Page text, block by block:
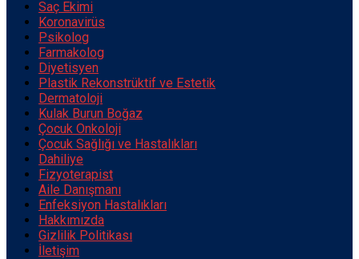
Saç Ekimi
Koronavirüs
Psikolog
Farmakolog
Diyetisyen
Plastik Rekonstrüktif ve Estetik
Dermatoloji
Kulak Burun Boğaz
Çocuk Onkoloji
Çocuk Sağlığı ve Hastalıkları
Dahiliye
Fizyoterapist
Aile Danışmanı
Enfeksiyon Hastalıkları
Hakkımızda
Gizlilik Politikası
İletişim